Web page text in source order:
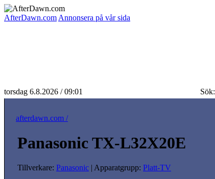
AfterDawn.com Annonsera på vår sida
torsdag 6.8.2026 / 09:01 Sök:
afterdawn.com /
Panasonic TX-L32X20E
Tillverkare: Panasonic | Apparatgrupp: Platt-TV